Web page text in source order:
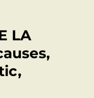
LA